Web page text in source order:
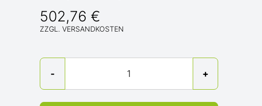
502,76 €
ZZGL. VERSANDKOSTEN
-
Menge
+